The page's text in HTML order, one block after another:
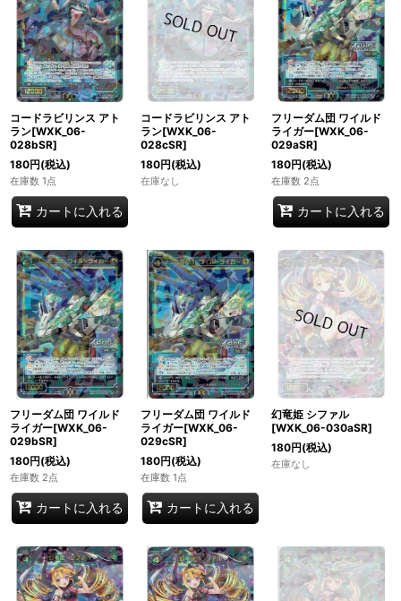
コードラビリンス アト
ラン[WXK_06-
028bSR]
180円(税込)
在庫数 1点
カートに入れる
コードラビリンス アト
ラン[WXK_06-
028cSR]
180円(税込)
在庫なし
フリーダム団 ワイルド
ライガー[WXK_06-
029aSR]
180円(税込)
在庫数 2点
カートに入れる
フリーダム団 ワイルド
ライガー[WXK_06-
029bSR]
180円(税込)
在庫数 2点
カートに入れる
フリーダム団 ワイルド
ライガー[WXK_06-
029cSR]
180円(税込)
在庫数 1点
カートに入れる
幻竜姫 シファル
[WXK_06-030aSR]
180円(税込)
在庫なし